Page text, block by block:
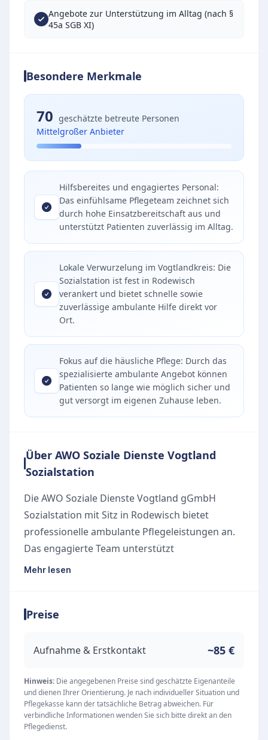
Angebote zur Unterstützung im Alltag (nach §
45a SGB XI)
Besondere Merkmale
70 geschätzte betreute Personen
Mittelgroßer Anbieter
Hilfsbereites und engagiertes Personal:
Das einfühlsame Pflegeteam zeichnet sich
durch hohe Einsatzbereitschaft aus und
unterstützt Patienten zuverlässig im Alltag.
Lokale Verwurzelung im Vogtlandkreis: Die
Sozialstation ist fest in Rodewisch
verankert und bietet schnelle sowie
zuverlässige ambulante Hilfe direkt vor
Ort.
Fokus auf die häusliche Pflege: Durch das
spezialisierte ambulante Angebot können
Patienten so lange wie möglich sicher und
gut versorgt im eigenen Zuhause leben.
Über AWO Soziale Dienste Vogtland
Sozialstation
Die AWO Soziale Dienste Vogtland gGmbH
Sozialstation mit Sitz in Rodewisch bietet
professionelle ambulante Pflegeleistungen an.
Das engagierte Team unterstützt
pflegebedürftige Menschen dabei, ein
Mit einem starken Fokus auf individuelle
persönlichen Bedürfnisse jedes Patienten stets
Unsere Leistungen
Als spezialisierter ambulanter Pflegedienst
umfasst das Angebot der Sozialstation eine
Vielzahl an essenziellen
Mehr lesen
Preise
Aufnahme & Erstkontakt ~85 €
Hinweis: Die angegebenen Preise sind geschätzte Eigenanteile
und dienen Ihrer Orientierung. Je nach individueller Situation und
Pflegekasse kann der tatsächliche Betrag abweichen. Für
verbindliche Informationen wenden Sie sich bitte direkt an den
Pflegedienst.